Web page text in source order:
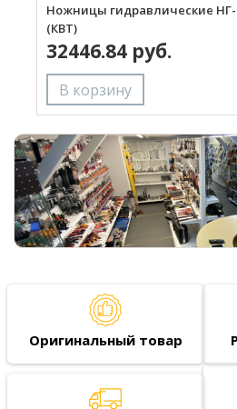
Ножницы гидравлические
(КВТ)
32446.84 руб.
Оригинальный товар